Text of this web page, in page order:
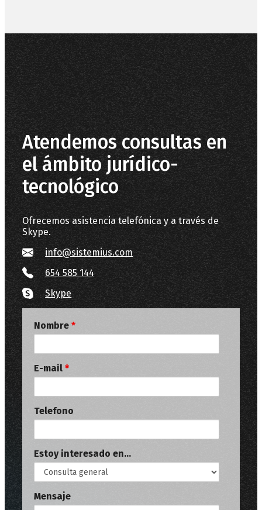
tratamiento: mantener una relación
comercial y responder a los mensajes
recibidos. Derechos que le asisten: acceso,
rectificación, portabilidad, supresión,
limitación y oposición. Más información del
tratamiento en la
Política de privacidad
Atendemos consultas en
el ámbito jurídico-
tecnológico
Ofrecemos asistencia telefónica y a través de
Skype.
info@sistemius.com
654 585 144
Skype
Nombre *
E-mail *
Telefono
Estoy interesado en...
Mensaje